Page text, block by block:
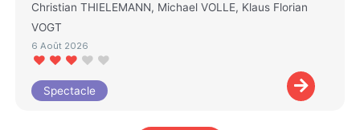
Christian THIELEMANN, Michael VOLLE, Klaus Florian
VOGT
6 Août 2026
Spectacle